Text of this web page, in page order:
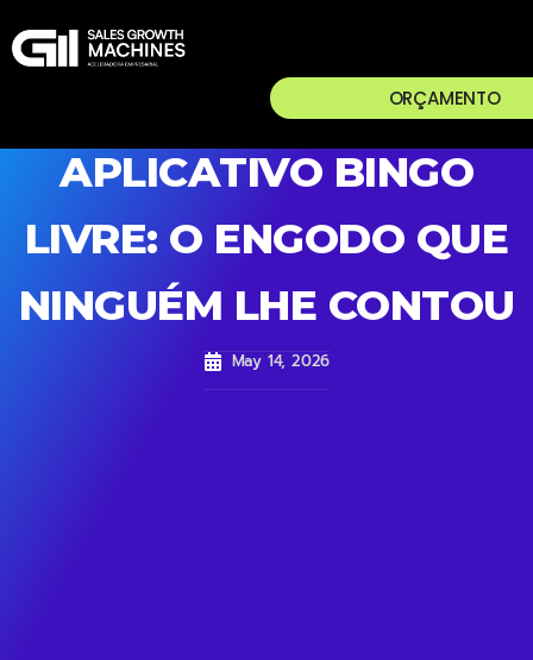
ORÇAMENTO
APLICATIVO BINGO
LIVRE: O ENGODO QUE
NINGUÉM LHE CONTOU
May 14, 2026